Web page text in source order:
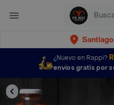
¿Nuevo en Rappi?
envíos gratis por